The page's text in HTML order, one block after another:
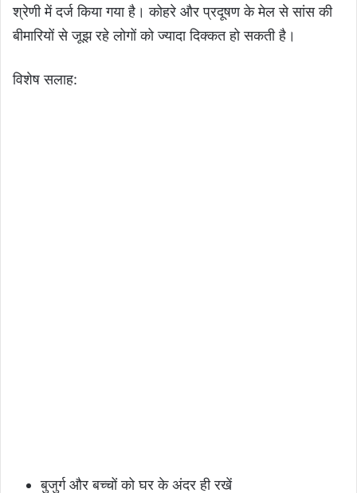
श्रेणी में दर्ज किया गया है। कोहरे और प्रदूषण के मेल से सांस की
बीमारियों से जूझ रहे लोगों को ज्यादा दिक्कत हो सकती है।
विशेष सलाह:
बुजुर्ग और बच्चों को घर के अंदर ही रखें